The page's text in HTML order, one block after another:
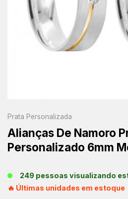
Prata Personalizada
Alianças De Namoro
Personalizado 6mm
249 pessoas visualizando
🔥 Últimas unidades em estoque